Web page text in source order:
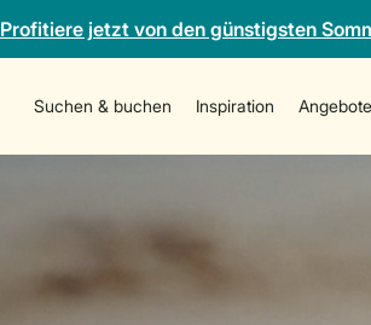
Profitiere jetzt von den günstigsten
Suchen & buchen Inspiration Angebote